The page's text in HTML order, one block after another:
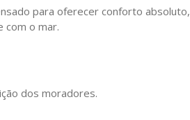
para oferecer conforto absoluto,
com o mar.
dos moradores.